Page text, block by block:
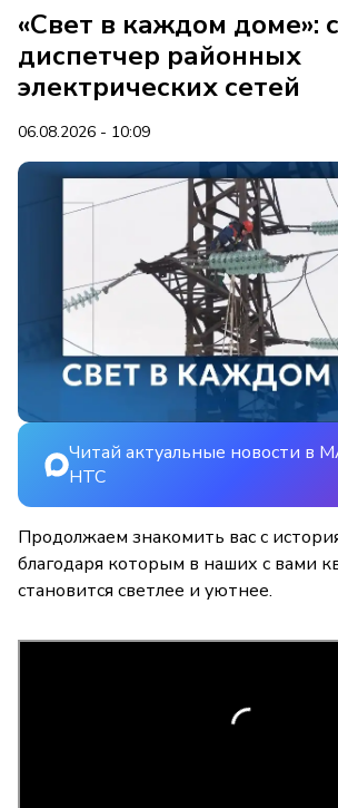
«Свет в каждом доме»:
диспетчер районных
электрических сетей
06.08.2026 - 10:09
Читай актуальные новости в
НТС
Продолжаем знакомить вас с
благодаря которым в наших с вами
становится светлее и уютнее.